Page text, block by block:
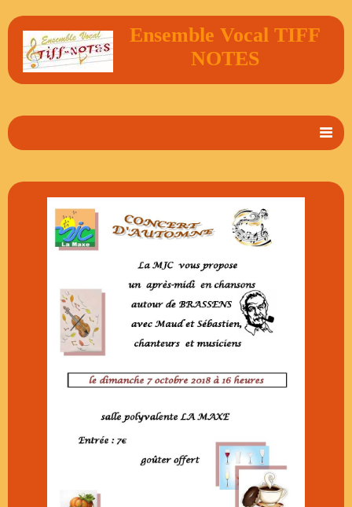
Ensemble Vocal TIFF
NOTES
En 2 mots
Album Photos
Musique Journée de la Femme